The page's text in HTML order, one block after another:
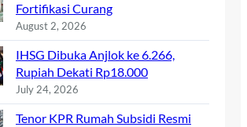
Fortifikasi Curang
August 2, 2026
IHSG Dibuka Anjlok ke 6.266,
Rupiah Dekati Rp18.000
July 24, 2026
Tenor KPR Rumah Subsidi Resmi